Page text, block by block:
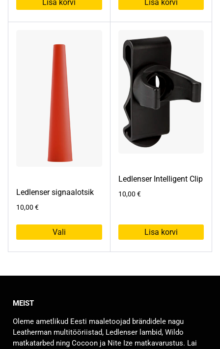
Lisa korvi Lisa korvi
Ledlenser signaalotsik
10,00 €
Vali
Valikuid
saab
teha
tootelehel.
Ledlenser Intelligent Clip
10,00 €
Lisa korvi
MEIST
Oleme ametlikud Eesti maaletoojad brändidele nagu
Leatherman multitööriistad, Ledlenser lambid, Wildo
matkatarbed ning Cocoon ja Nite Ize matkavarustus. Lai